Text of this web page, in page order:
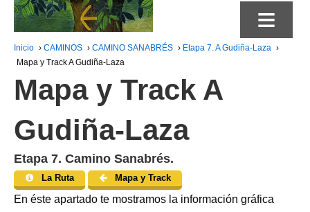
≡
Inicio › CAMINOS › CAMINO SANABRÉS › Etapa 7. A Gudiña-Laza ›
Mapa y Track A Gudiña-Laza
Mapa y Track A
Gudiña-Laza
Etapa 7. Camino Sanabrés.
La Ruta Mapa y Track
En éste apartado te mostramos la información gráfica